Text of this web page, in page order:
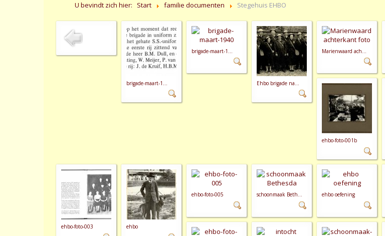
U bevindt zich hier: Start familie documenten Stegehuis EHBO
brigade-maart-1...
brigade-maart-1...
Ehbo brigade na...
Marienwaard ach...
ehbo-foto-001b
ehbo-foto-003 ehbo
ehbo-foto-005 schoonmaak Beth... ehbo oefening